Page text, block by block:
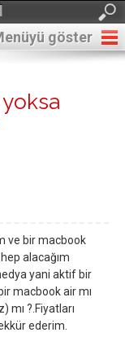
göster
ve bir macbook
alacağım
yani aktif bir
macbook air mı
mı ?.Fiyatları
ederim.